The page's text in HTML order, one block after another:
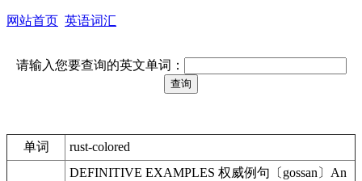
网站首页 英语词汇
请输入您要查询的英文单词：
单词 rust-colored
DEFINITIVE EXAMPLES 权威例句〔gossan〕An